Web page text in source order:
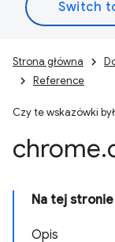
Strona główna
Reference
Czy te wskazówki
chrome.
Na tej stronie
Opis